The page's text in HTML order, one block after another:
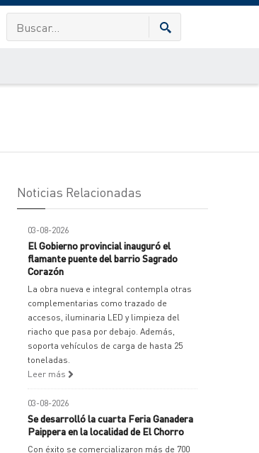
Noticias Relacionadas
03-08-2026
El Gobierno provincial inauguró el
flamante puente del barrio Sagrado
Corazón
La obra nueva e integral contempla otras
complementarias como trazado de
accesos, iluminaria LED y limpieza del
riacho que pasa por debajo. Además,
soporta vehículos de carga de hasta 25
toneladas.
Leer más
03-08-2026
Se desarrolló la cuarta Feria Ganadera
Paippera en la localidad de El Chorro
Con éxito se comercializaron más de 700